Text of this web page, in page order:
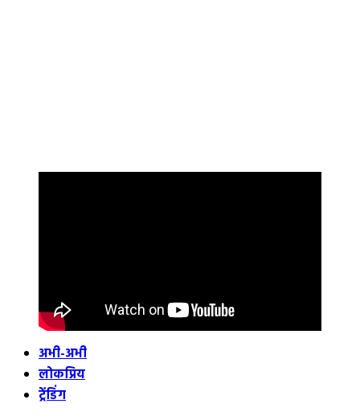
अभी-अभी
लोकप्रिय
ट्रेंडिंग